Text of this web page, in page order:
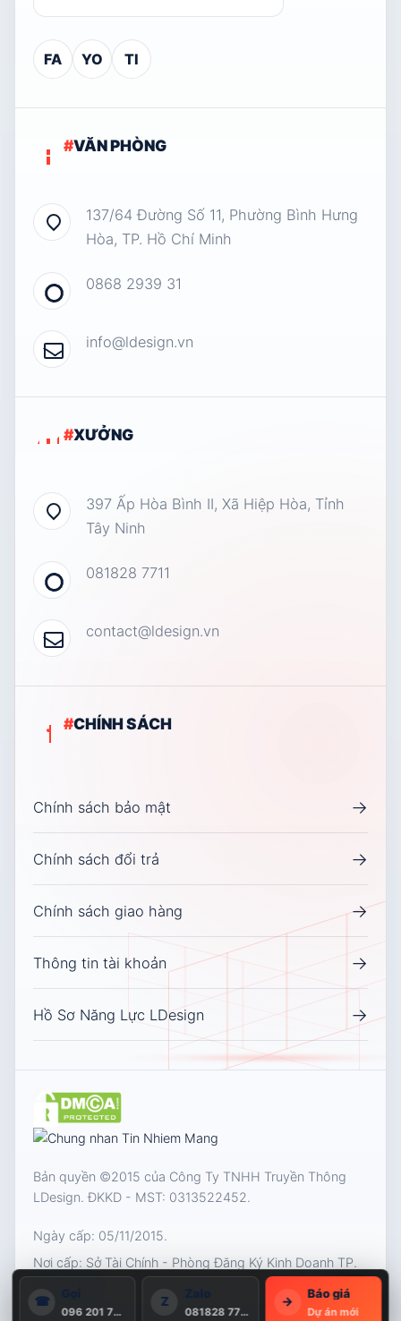
☎
096 201 7531
Z
Zalo
081828 7711
→
Báo giá
Dự án mới
FA YO TI
#VĂN PHÒNG
137/64 Đường Số 11, Phường Bình Hưng
Hòa, TP. Hồ Chí Minh
0868 2939 31
info@ldesign.vn
#XƯỞNG
397 Ấp Hòa Bình II, Xã Hiệp Hòa, Tỉnh
Tây Ninh
081828 7711
contact@ldesign.vn
#CHÍNH SÁCH
Chính sách bảo mật →
Chính sách đổi trả →
Chính sách giao hàng →
Thông tin tài khoản →
Hồ Sơ Năng Lực LDesign →
Bản quyền ©2015 của Công Ty TNHH Truyền Thông
LDesign. ĐKKD - MST: 0313522452.
Ngày cấp: 05/11/2015.
Nơi cấp: Sở Tài Chính - Phòng Đăng Ký Kinh Doanh TP.